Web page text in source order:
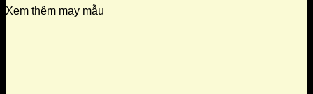
Xem thêm may mẫu